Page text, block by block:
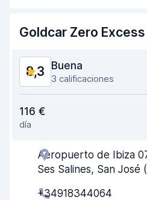
Estado del vehículo
Goldcar Zero Excess
8,3 Buena
3 calificaciones
Fácil de encontrar
Amabilidad del agente
116 €
día
Aeropuerto de Ibiza
Ses Salines, San José
+34918344064